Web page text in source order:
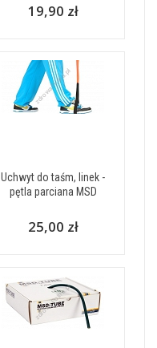
19,90 zł
Uchwyt do taśm, linek -
pętla parciana MSD
25,00 zł